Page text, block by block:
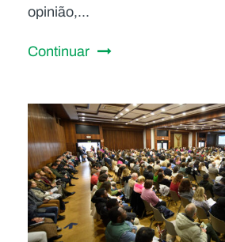
opinião,...
Continuar